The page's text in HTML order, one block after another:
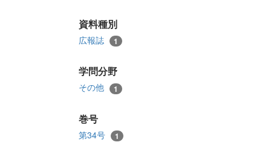
資料種別
広報誌 1
学問分野
その他 1
巻号
第34号 1